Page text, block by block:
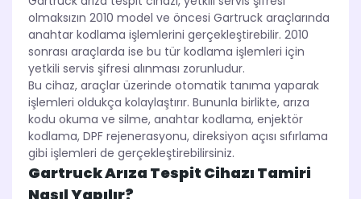
olmaksızın 2010 model ve öncesi Gartruck araçlarında
anahtar kodlama işlemlerini gerçekleştirebilir. 2010
sonrası araçlarda ise bu tür kodlama işlemleri için
yetkili servis şifresi alınması zorunludur.
Bu cihaz, araçlar üzerinde otomatik tanıma yaparak
işlemleri oldukça kolaylaştırır. Bununla birlikte, arıza
kodu okuma ve silme, anahtar kodlama, enjektör
kodlama, DPF rejenerasyonu, direksiyon açısı sıfırlama
gibi işlemleri de gerçekleştirebilirsiniz.
Gartruck Arıza Tespit Cihazı Tamiri
Nasıl Yapılır?